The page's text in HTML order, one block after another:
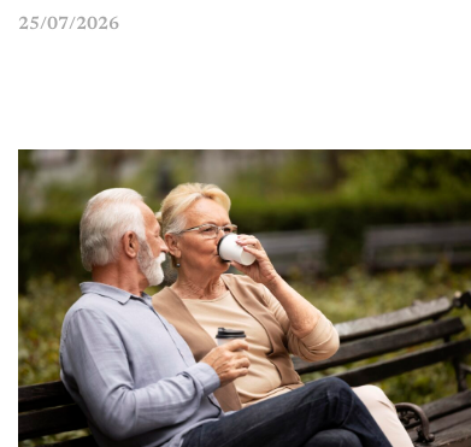
25/07/2026